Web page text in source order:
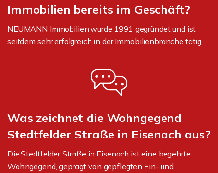
Immobilien bereits im Geschäft?
NEUMANN Immobilien wurde 1991 gegründet und ist
seitdem sehr erfolgreich in der Immobilienbranche tätig.
Was zeichnet die Wohngegend
Stedtfelder Straße in Eisenach aus?
Die Stedtfelder Straße in Eisenach ist eine begehrte
Wohngegend, geprägt von gepflegten Ein- und